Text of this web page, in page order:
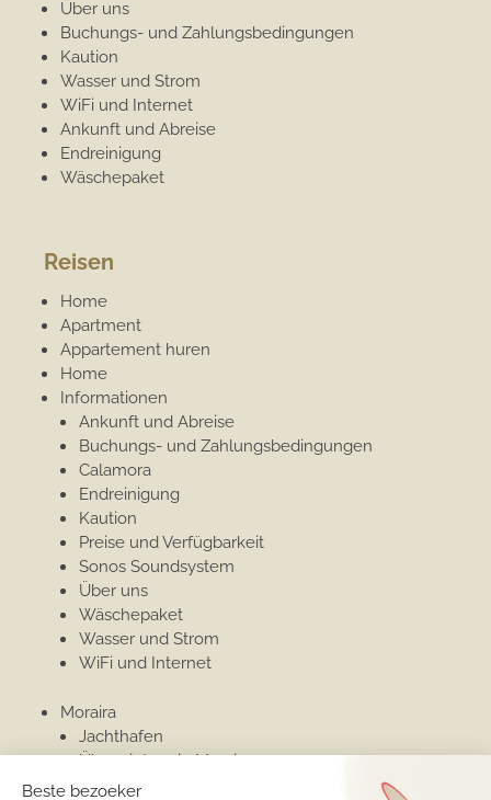
Über uns
Buchungs- und Zahlungsbedingungen
Kaution
Wasser und Strom
WiFi und Internet
Ankunft und Abreise
Endreinigung
Wäschepaket
Reisen
Home
Apartment
Appartement huren
Home
Informationen
Ankunft und Abreise
Buchungs- und Zahlungsbedingungen
Calamora
Endreinigung
Kaution
Preise und Verfügbarkeit
Sonos Soundsystem
Über uns
Wäschepaket
Wasser und Strom
WiFi und Internet
Moraira
Jachthafen
Überwintern in Moraira